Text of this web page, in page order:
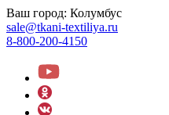
Ваш город: Колумбус
sale@tkani-textiliya.ru
8-800-200-4150